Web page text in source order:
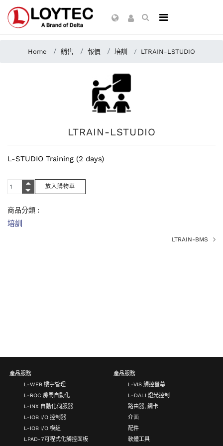
Home 銷售 報價 培訓 LTRAIN-LSTUDIO
LTRAIN-LSTUDIO
L-STUDIO Training (2 days)
商品分類 :
培訓
LTRAIN-BMS
產品服務
L-WEB 樓宇管理
L-ROC 房間自動化
L-INX 自動化伺服器
L-IOB I/O 控制器
L-IOB I/O 模組
LPAD-7可程式化觸控面板
產品服務
L-VIS 觸控螢幕
L-DALI 燈光控制
路由器, 網卡
介面
配件
軟體工具